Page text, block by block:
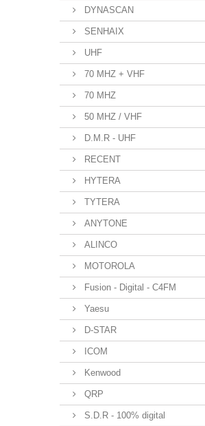
DYNASCAN
SENHAIX
UHF
70 MHZ + VHF
70 MHZ
50 MHZ / VHF
D.M.R - UHF
RECENT
HYTERA
TYTERA
ANYTONE
ALINCO
MOTOROLA
Fusion - Digital - C4FM
Yaesu
D-STAR
ICOM
Kenwood
QRP
S.D.R - 100% digital